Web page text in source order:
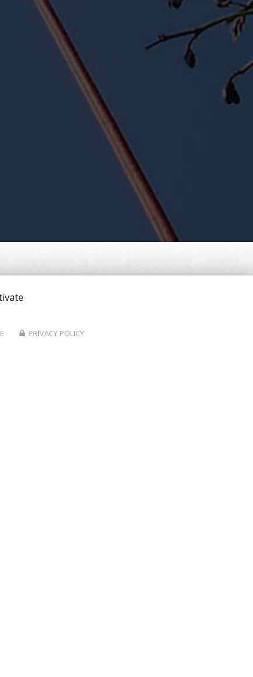
PRIVACY POLICY